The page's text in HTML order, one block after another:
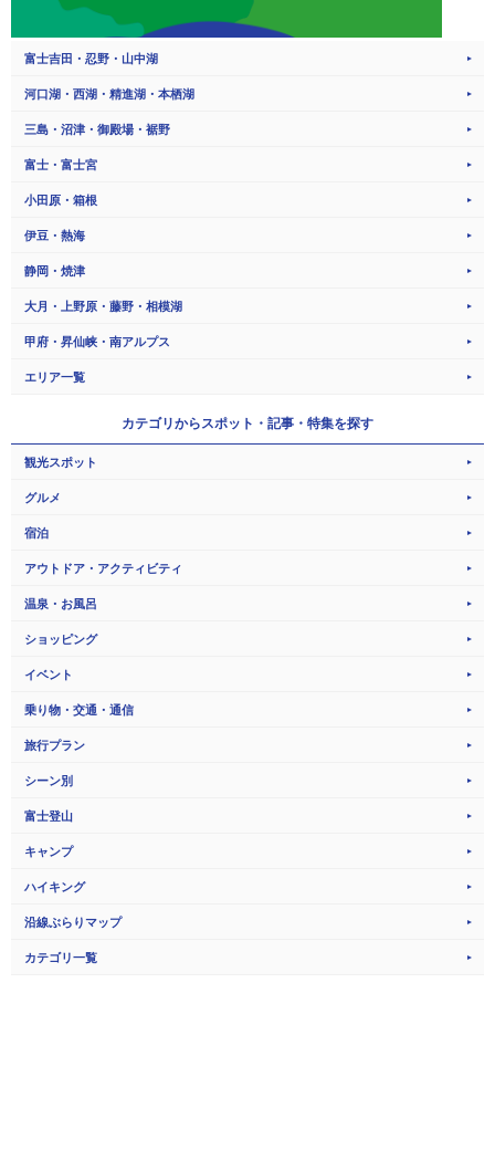
富士吉田・忍野・山中湖
河口湖・西湖・精進湖・本栖湖
三島・沼津・御殿場・裾野
富士・富士宮
小田原・箱根
伊豆・熱海
静岡・焼津
大月・上野原・藤野・相模湖
甲府・昇仙峡・南アルプス
エリア一覧
カテゴリから スポット・記事・特集を探す
観光スポット
グルメ
宿泊
アウトドア・アクティビティ
温泉・お風呂
ショッピング
イベント
乗り物・交通・通信
旅行プラン
シーン別
富士登山
キャンプ
ハイキング
沿線ぶらりマップ
カテゴリ一覧